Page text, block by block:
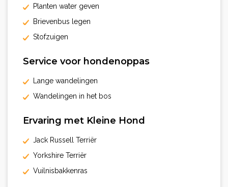
Planten water geven
Brievenbus legen
Stofzuigen
Service voor hondenoppas
Lange wandelingen
Wandelingen in het bos
Ervaring met Kleine Hond
Jack Russell Terriër
Yorkshire Terriër
Vuilnisbakkenras